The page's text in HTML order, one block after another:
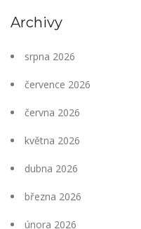
Archivy
srpna 2026
července 2026
června 2026
května 2026
dubna 2026
března 2026
února 2026